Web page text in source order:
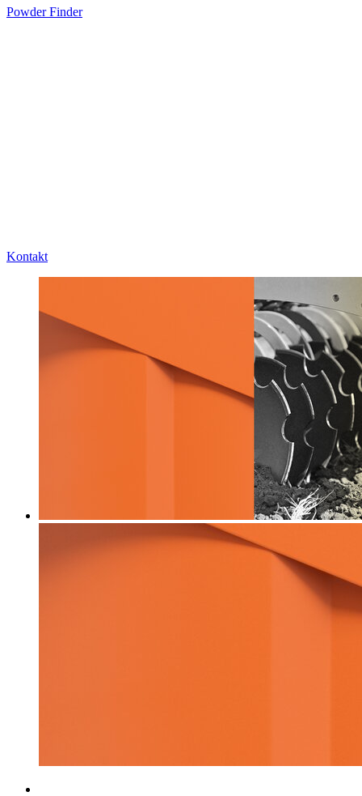
Powder Finder
Kontakt